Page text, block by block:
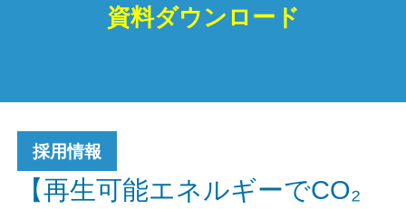
資料ダウンロード
採用情報
【再生可能エネルギーでCO₂